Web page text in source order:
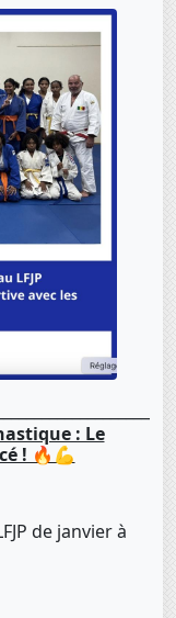
: Le
! 🔥💪
de janvier à